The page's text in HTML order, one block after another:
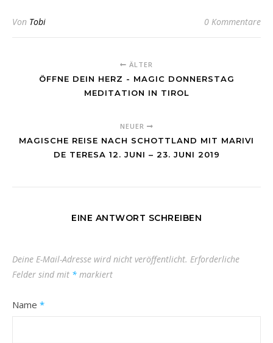
Von Tobi 0 Kommentare
ÄLTER
ÖFFNE DEIN HERZ - MAGIC DONNERSTAG
MEDITATION IN TIROL
NEUER
MAGISCHE REISE NACH SCHOTTLAND MIT MARIVI
DE TERESA 12. JUNI – 23. JUNI 2019
EINE ANTWORT SCHREIBEN
Deine E-Mail-Adresse wird nicht veröffentlicht. Erforderliche
Felder sind mit * markiert
Name *